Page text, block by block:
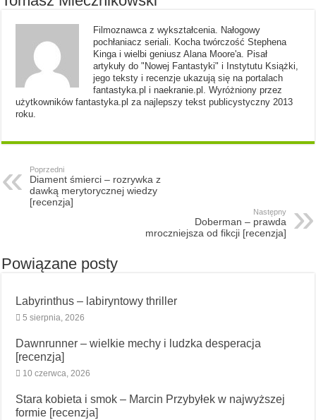
Filmoznawca z wykształcenia. Nałogowy
pochłaniacz seriali. Kocha twórczość Stephena
Kinga i wielbi geniusz Alana Moore'a. Pisał
artykuły do "Nowej Fantastyki" i Instytutu Książki,
jego teksty i recenzje ukazują się na portalach
fantastyka.pl i naekranie.pl. Wyróżniony przez
użytkowników fantastyka.pl za najlepszy tekst publicystyczny 2013
roku.
Poprzedni
Diament śmierci – rozrywka z
dawką merytorycznej wiedzy
[recenzja]
Następny
Doberman – prawda
mroczniejsza od fikcji [recenzja]
Powiązane posty
Labyrinthus – labiryntowy thriller
5 sierpnia, 2026
Dawnrunner – wielkie mechy i ludzka desperacja
[recenzja]
10 czerwca, 2026
Stara kobieta i smok – Marcin Przybyłek w najwyższej
formie [recenzja]